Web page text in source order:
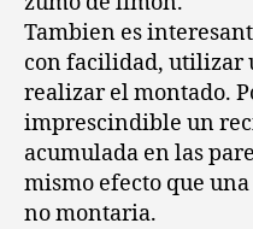
Tambien es
con facilidad, utilizar
realizar el montado.
imprescindible un
acumulada en las
mismo efecto que
no montaria.